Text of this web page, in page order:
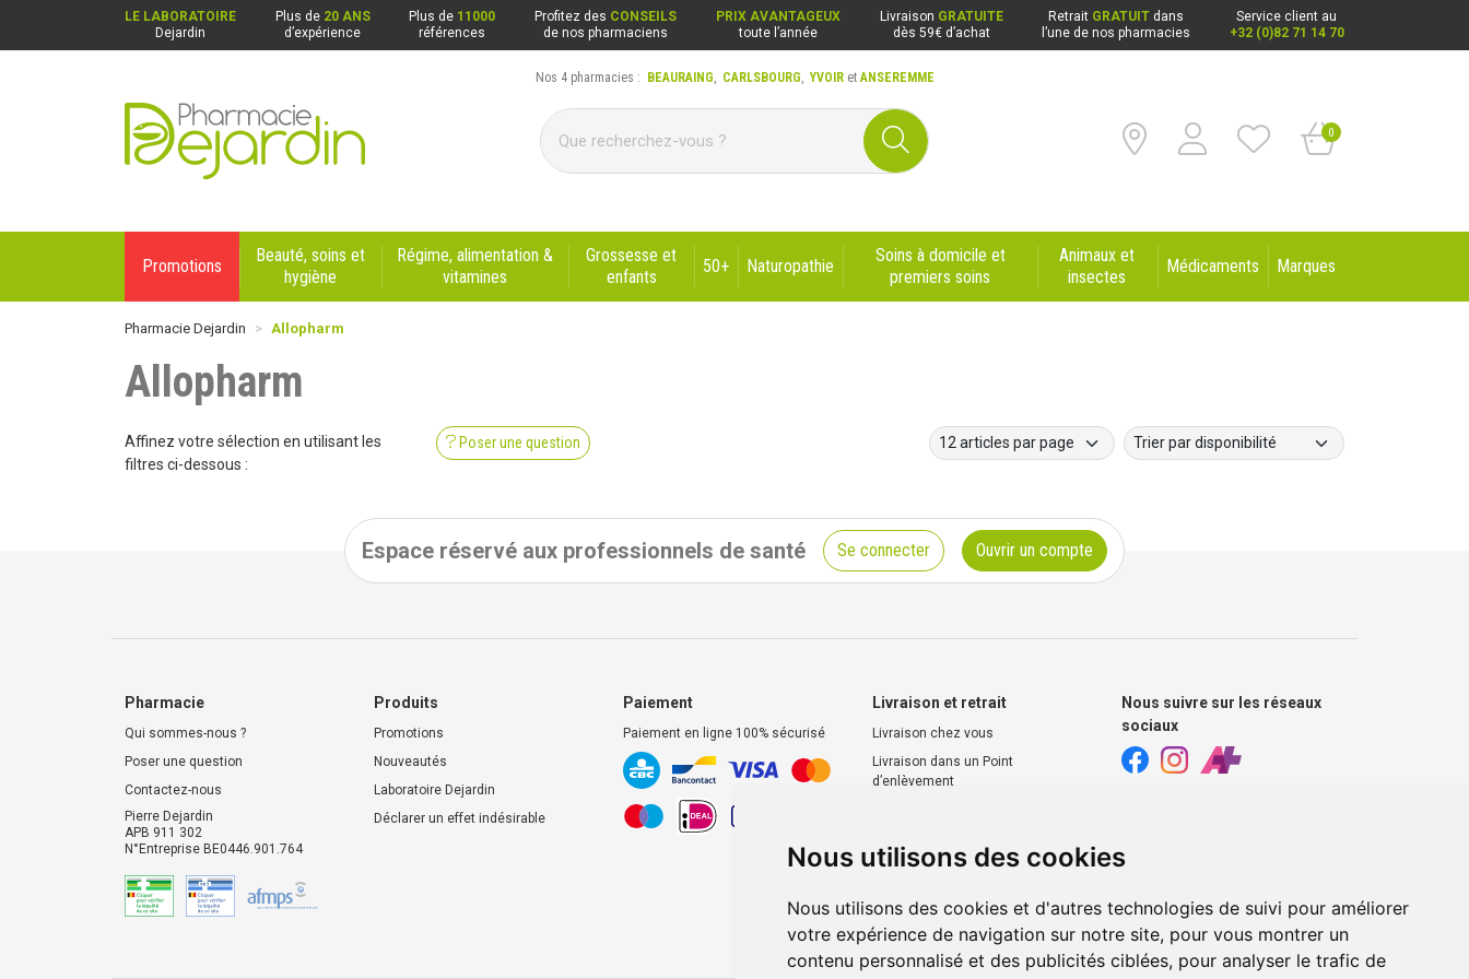
Nous utilisons des cookies
Nous utilisons des cookies et d'autres technologies de suivi pour améliorer
votre expérience de navigation sur notre site, pour vous montrer un
contenu personnalisé et des publicités ciblées, pour analyser le trafic de
LE LABORATOIRE
Dejardin
Plus de 20 ANS
d’expérience
Plus de 11000
références
Profitez des CONSEILS
de nos pharmaciens
PRIX AVANTAGEUX
toute l’année
Livraison GRATUITE
dès 59€ d’achat
Retrait GRATUIT dans
l’une de nos pharmacies
Service client au
+32 (0)82 71 14 70
Pharmacie Dejardin Nos 4 pharmacies : Beauraing, Carlsbourg, Yvoir, Anseremme
0
Nos 4 pharmacies : BEAURAING, CARLSBOURG,YVOIRetANSEREMME
Promotions
Beauté, soins et
hygiène
Régime, alimentation &
vitamines
Grossesse et
enfants
50+ Naturopathie
Soins à domicile et
premiers soins
Animaux et
insectes
Médicaments Marques
Pharmacie Dejardin Allopharm
Allopharm
Poser une question
Affinez votre sélection en utilisant les
filtres ci-dessous :
Espace réservé aux professionnels de santé Se connecter Ouvrir un compte
Pharmacie
Qui sommes-nous ?
Poser une question
Contactez-nous
Pierre Dejardin
APB 911 302
N°Entreprise BE0446.901.764
Produits
Promotions
Nouveautés
Laboratoire Dejardin
Déclarer un effet indésirable
Paiement
Paiement en ligne 100% sécurisé
Livraison et retrait
Livraison chez vous
Livraison dans un Point
d’enlèvement
Nous suivre sur les réseaux
sociaux